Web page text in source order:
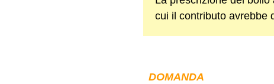
cui il contributo avrebbe
DOMANDA